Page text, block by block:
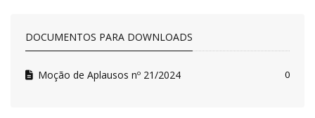
DOCUMENTOS PARA DOWNLOADS
Moção de Aplausos nº 21/2024 0